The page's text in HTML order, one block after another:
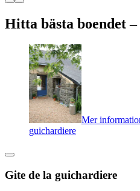
Hitta bästa boendet –
Mer
guichardiere
Gite de la guichardiere